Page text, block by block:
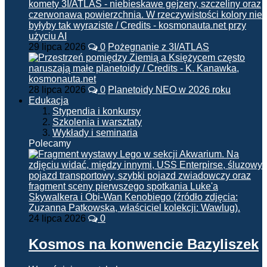
29 lipca 2026 0 Pożegnanie z 3I/ATLAS
28 lipca 2026 0 Planetoidy NEO w 2026 roku
Edukacja
Stypendia i konkursy
Szkolenia i warsztaty
Wykłady i seminaria
Polecamy
24 lipca 2026 0
Kosmos na konwencie Bazyliszek